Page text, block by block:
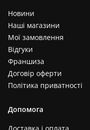
Новини
Наші магазини
Мої замовлення
Відгуки
Франшиза
Договір оферти
Політика приватності
Допомога